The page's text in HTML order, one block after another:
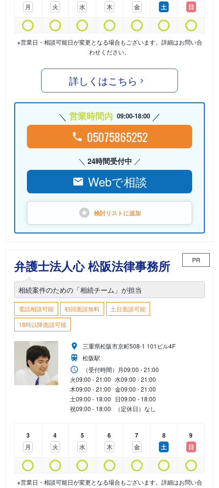
月
火
水
木
金
土
日
※営業日・相談可能日が変更となる場合もございます。詳細はお問い合
わせください。
詳しくはこちら
営業時間内 09:00-18:00
05075865252
24時間受付中
Webで相談
検討リストに追加
弁護士法人心 松阪法律事務所 PR
相続案件のための「相続チーム」が担当
電話相談可能 初回面談無料
土日面談可能
18時以降面談可能
三重県松阪市京町508-1 101ビル4F
松阪駅
（受付時間） 月09:00 - 21:00
火09:00 - 21:00 水09:00 - 21:00
木09:00 - 21:00 金09:00 - 21:00
土09:00 - 18:00 日09:00 - 18:00
祝09:00 - 18:00 （定休日）なし
3
月
4
火
5
水
6
木
7
金
8
土
9
日
※営業日・相談可能日が変更となる場合もございます。詳細はお問い合